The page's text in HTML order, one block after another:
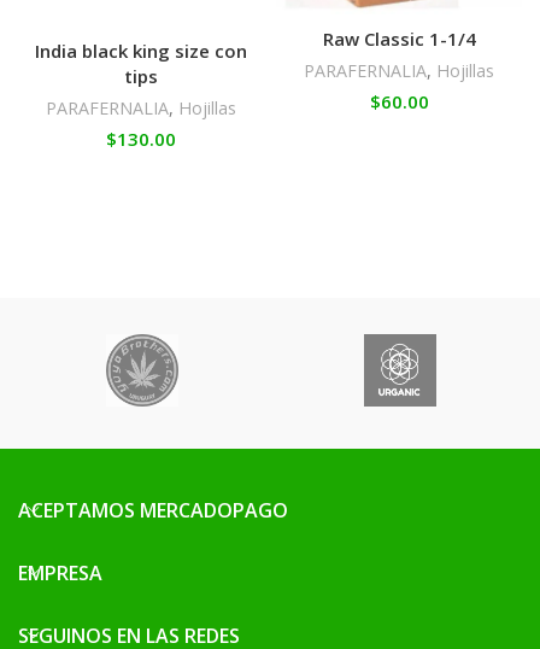
India black king size con
tips
PARAFERNALIA, Hojillas
$130.00
Raw Classic 1-1/4
PARAFERNALIA, Hojillas
$60.00
ACEPTAMOS MERCADOPAGO
EMPRESA
SEGUINOS EN LAS REDES